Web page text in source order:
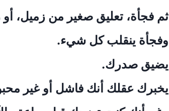
‏ثم فجأة، تعليق صغير من زميل، أو
‏وفجأة ينقلب كل شيء.
‏يضيق صدرك.
‏يخبرك عقلك أنك فاشل أو غير